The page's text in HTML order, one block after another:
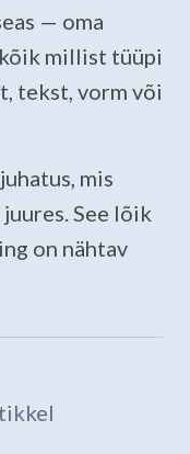
— oma
millist tüüpi
tekst, vorm või
mis
See lõik
on nähtav